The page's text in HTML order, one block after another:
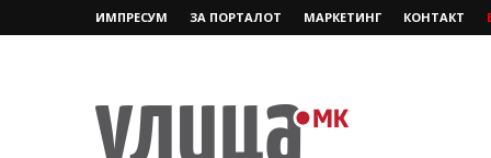
ИМПРЕСУМ ЗА ПОРТАЛОТ МАРКЕТИНГ КОНТАКТ